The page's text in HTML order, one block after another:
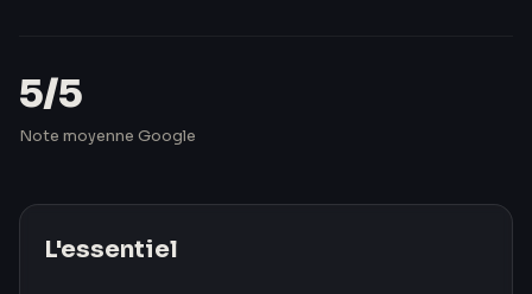
5/5
Note moyenne Google
L'essentiel